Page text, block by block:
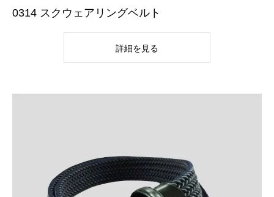
0314 スクウェアリングベルト
詳細を見る